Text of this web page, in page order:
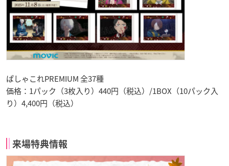
ぱしゃこれPREMIUM 全37種
価格：1パック（3枚入り）440円（税込）/1BOX（10パック入
り）4,400円（税込）
来場特典情報